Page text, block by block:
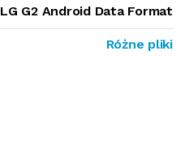
LG G2 Android Data Format
Różne pliki